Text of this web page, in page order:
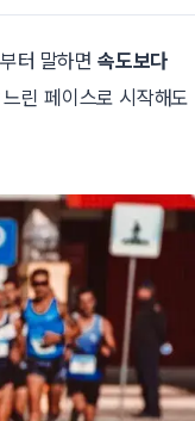
터 말하면 속도보다
린 페이스로 시작해도